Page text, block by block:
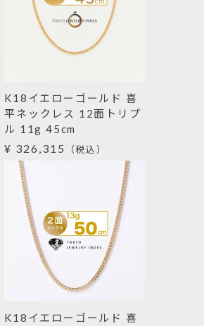
K18イエローゴールド 喜
平ネックレス 12面トリプ
ル 11g 45cm
¥ 326,315 （税込）
K18イエローゴールド 喜